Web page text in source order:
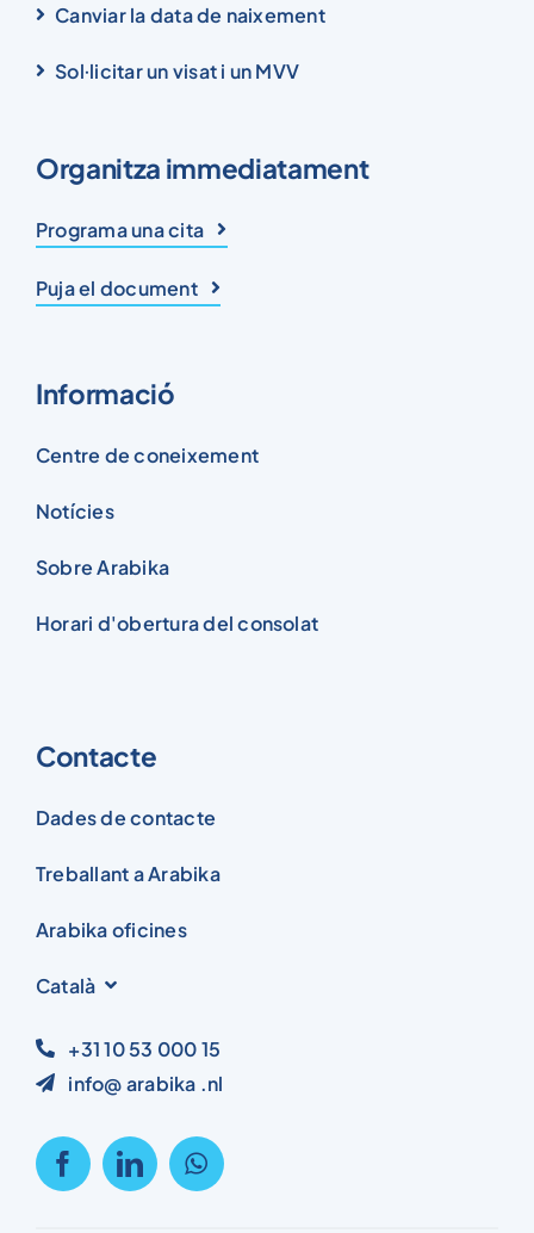
Canviar la data de naixement
Sol·licitar un visat i un MVV
Organitza immediatament
Programa una cita
Puja el document
Informació
Centre de coneixement
Notícies
Sobre Arabika
Horari d'obertura del consolat
Contacte
Dades de contacte
Treballant a Arabika
Arabika oficines
Català
+31 10 53 000 15
info@ arabika .nl